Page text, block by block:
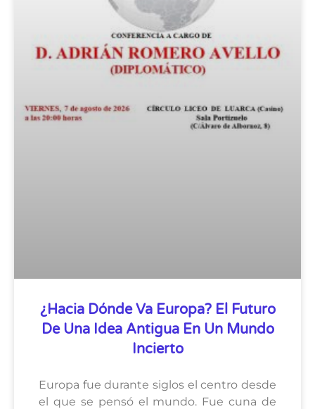
¿Hacia Dónde Va Europa? El Futuro
De Una Idea Antigua En Un Mundo
Incierto
Europa fue durante siglos el centro desde
el que se pensó el mundo. Fue cuna de